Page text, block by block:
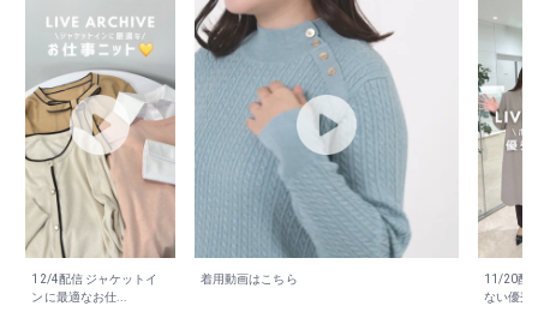
12/4配信 ジャケットイ
ンに最適なお仕...
着用動画はこちら
11/20配
ない優秀